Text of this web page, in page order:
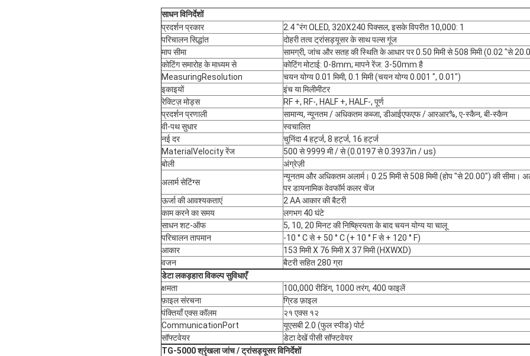
साधन विनिर्देशों
प्रदर्शन प्रकार
2.4 "रंग OLED, 320X240 पिक्सल, इसके विपरीत 10,000: 1
परिचालन सिद्धांत
दोहरी तत्व ट्रांसड्यूसर के साथ पल्स गूंज
माप सीमा
सामग्री, जांच और सतह की स्थिति के आधार पर 0.50 मिमी से 508 मिमी (0.02 "से
कोटिंग समारोह के माध्यम से
कोटिंग मोटाई: 0-8mm; मापने रेंज: 3-50mm है
MeasuringResolution
चयन योग्य 0.01 मिमी, 0.1 मिमी (चयन योग्य 0.001 ", 0.01")
इकाइयों
इंच या मिलीमीटर
रेक्टिज़ मोड्स
RF +, RF-, HALF +, HALF-, पूर्ण
प्रदर्शन प्रणाली
सामान्य, न्यूनतम / अधिकतम कब्जा, डीआईएफएफ / आरआर%, ए-स्कैन, बी-स्कैन
वी-पथ सुधार
स्वचालित
नई दर
चुनिंदा 4 हर्ट्ज, 8 हर्ट्ज, 16 हर्ट्ज
MaterialVelocity रेंज
500 से 9999 मी / से (0.0197 से 0.3937in / us)
बोली
अंग्रेज़ी
अलार्म सेटिंग्स
न्यूनतम और अधिकतम अलार्म। 0.25 मिमी से 508 मिमी (होप "से 20.00") की सीमा।
पर डायनामिक वेवफॉर्म कलर चेंज
ऊर्जा की आवश्यकताएं
2 AA आकार की बैटरी
काम करने का समय
लगभग 40 घंटे
साधन शट-ऑफ
5, 10, 20 मिनट की निष्क्रियता के बाद चयन योग्य या चालू
परिचालन तापमान
-10 ° C से + 50 ° C (+ 10 ° F से + 120 ° F)
आकार
153 मिमी X 76 मिमी X 37 मिमी (HXWXD)
वजन
बैटरी सहित 280 ग्रा
डेटा लकड़हारा विकल्प सुविधाएँ
क्षमता
100,000 रीडिंग, 1000 तरंग, 400 फाइलें
फ़ाइल संरचना
ग्रिड फ़ाइल
पंक्तियाँ एक्स कॉलम
२१ एक्स १२
CommunicationPort
यूएसबी 2.0 (फुल स्पीड) पोर्ट
सॉफ्टवेयर
डेटा देखें पीसी सॉफ्टवेयर
TG-5000 श्रृंखला जांच / ट्रांसड्यूसर विनिर्देशों